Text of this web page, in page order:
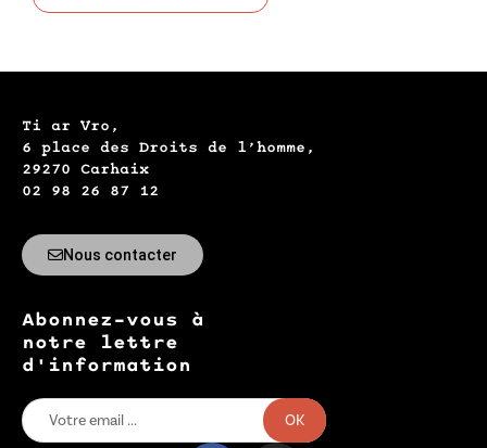
Ti ar Vro,
6 place des Droits de l’homme,
29270 Carhaix
02 98 26 87 12
Nous contacter
Abonnez-vous à
notre lettre
d'information
OK